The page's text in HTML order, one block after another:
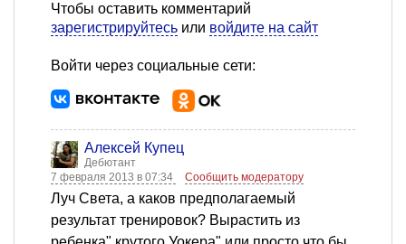
Чтобы оставить комментарий
зарегистрируйтесь или войдите на сайт
Войти через социальные сети:
Алексей Купец
Дебютант
7 февраля 2013 в 07:34
Сообщить модератору
Луч Света, а каков предполагаемый
результат тренировок? Вырастить из